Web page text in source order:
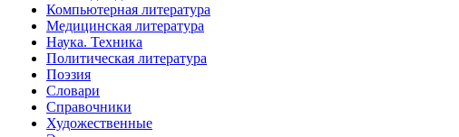
Компьютерная литература
Медицинская литература
Наука. Техника
Политическая литература
Поэзия
Словари
Справочники
Художественные